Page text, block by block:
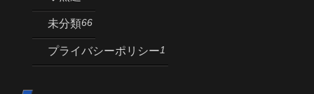
未分類66
プライバシーポリシー1